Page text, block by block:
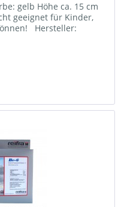
gelb Höhe ca. 15 cm
geeignet für Kinder,
Hersteller: